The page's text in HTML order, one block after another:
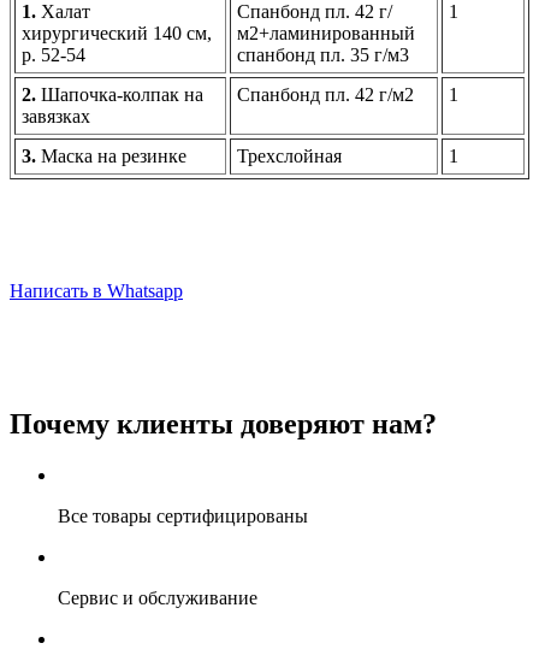
1. Халат
хирургический 140 см,
р. 52-54
Спанбонд пл. 42 г/
м2+ламинированный
спанбонд пл. 35 г/м3
1
2. Шапочка-колпак на
завязках
Спанбонд пл. 42 г/м2 1
3. Маска на резинке Трехслойная 1
Написать в Whatsapp
Почему клиенты доверяют нам?
Все товары сертифицированы
Сервис и обслуживание